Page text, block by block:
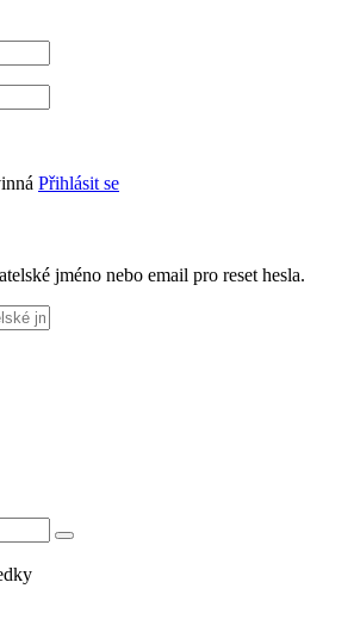
Přihlásit se
jméno nebo email pro reset hesla.